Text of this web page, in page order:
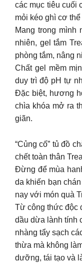
các mục tiêu cuối
mỏi kéo ghì cơ thể
Mang trong mình
nhiên, gel tắm
phòng tắm, nâng
Chất gel mềm
duy trì độ pH tự
Đặc biệt, hương
chìa khóa mở ra
giãn.
“Củng cố” tủ đồ
chết toàn thân
Đừng để mùa
da khiến bạn
nay với món quà
Từ công thức độc
dầu dừa lành tính
nhàng tẩy sạch
thừa mà không
dưỡng, tái tạo và